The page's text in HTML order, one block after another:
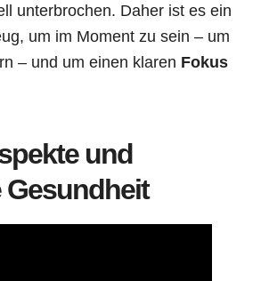
unterbrochen. Daher ist es ein
um im Moment zu sein – um
– und um einen klaren Fokus
und